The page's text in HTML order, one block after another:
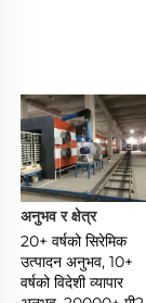
अनुभव र क्षेत्र
20+ वर्षको सिरेमिक
उत्पादन अनुभव, 10+
वर्षको विदेशी व्यापार